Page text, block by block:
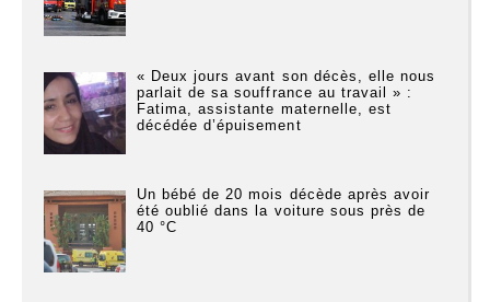
« Deux jours avant son décès, elle nous
parlait de sa souffrance au travail » :
Fatima, assistante maternelle, est
décédée d’épuisement
Un bébé de 20 mois décède après avoir
été oublié dans la voiture sous près de
40 °C